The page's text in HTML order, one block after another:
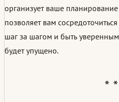
организует ваше
позволяет вам
шаг за шагом и быть
будет упущено.